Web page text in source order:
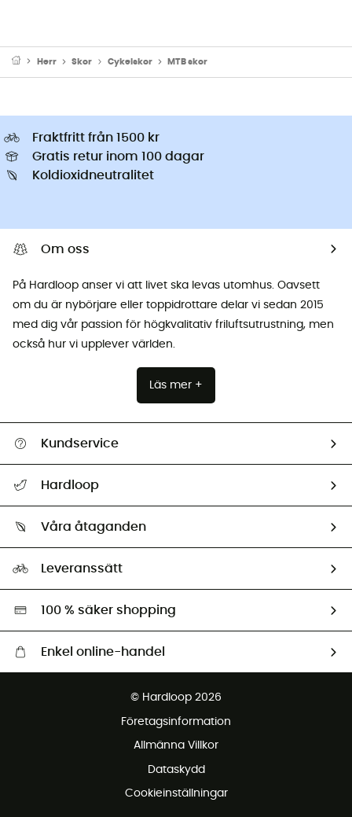
Herr Skor Cykelskor MTB skor
Fraktfritt från 1500 kr
Gratis retur inom 100 dagar
Koldioxidneutralitet
Om oss
På Hardloop anser vi att livet ska levas utomhus. Oavsett
om du är nybörjare eller toppidrottare delar vi sedan 2015
med dig vår passion för högkvalitativ friluftsutrustning, men
också hur vi upplever världen.
Läs mer +
Kundservice
Retur & återbetalning
Hardloop
Ambassadörer
Våra åtaganden
Miljöanpassat urval
Leveranssätt
100 % säker shopping
Enkel online-handel
© Hardloop 2026
Företagsinformation
Allmänna Villkor
Dataskydd
Cookieinställningar